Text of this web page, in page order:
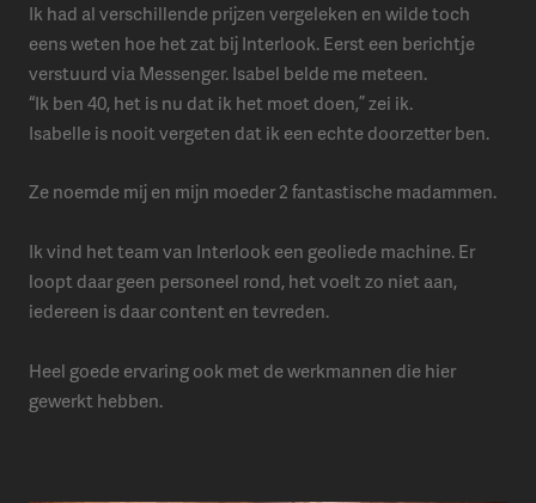
Ik had al verschillende prijzen vergeleken en wilde toch
eens weten hoe het zat bij Interlook. Eerst een berichtje
verstuurd via Messenger. Isabel belde me meteen.
“Ik ben 40, het is nu dat ik het moet doen,” zei ik.
Isabelle is nooit vergeten dat ik een echte doorzetter ben.
Ze noemde mij en mijn moeder 2 fantastische madammen.
Ik vind het team van Interlook een geoliede machine. Er
loopt daar geen personeel rond, het voelt zo niet aan,
iedereen is daar content en tevreden.
Heel goede ervaring ook met de werkmannen die hier
gewerkt hebben.